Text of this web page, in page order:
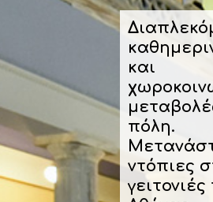
και
πόλη.
ντόπιες
γειτονιές